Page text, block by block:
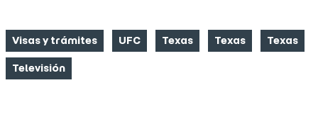
Visas y trámites UFC Texas Texas Texas
Televisión